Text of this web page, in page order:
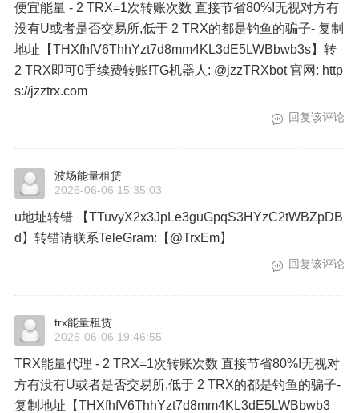
便宜能量 - 2 TRX=1次转账次数 直接节省80%!无视对方有
没有U或者是否交易所,低于 2 TRX的都是钓鱼的骗子- 复制
地址【THXfhfV6ThhYzt7d8mm4KL3dE5LWBbwb3s】转
2 TRX即可0手续费转账!TG机器人: @jzzTRXbot 官网: http
s://jzztrx.com
回复该评论
波场能量租赁
2026-06-06 15:35:03
u地址转错 【TTuvyX2x3JpLe3guGpqS3HYzC2tWBZpDB
d】转错请联系TeleGram:【@TrxEm】
回复该评论
trx能量租赁
2026-06-06 19:46:55
TRX能量代理 - 2 TRX=1次转账次数 直接节省80%!无视对
方有没有U或者是否交易所,低于 2 TRX的都是钓鱼的骗子-
复制地址【THXfhfV6ThhYzt7d8mm4KL3dE5LWBbwb3